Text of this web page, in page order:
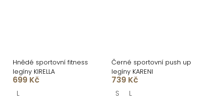
Hnědé sportovní fitness
legíny KIRELLA
699 Kč
L
Černé sportovní push up
legíny KARENI
739 Kč
S L